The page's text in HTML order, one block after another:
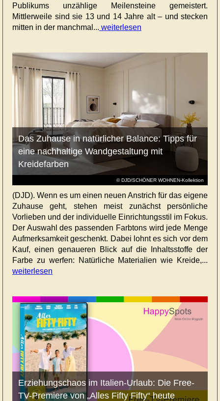
Publikums unzählige Meilensteine gemeistert.
Mittlerweile sind sie 13 und 14 Jahre alt – und stecken
mitten in der manchmal... weiterlesen
© DJD/SCHÖNER WOHNEN-Kollektion
Das Zuhause in natürlicher Balance: Tipps für
eine nachhaltige Wandgestaltung mit
Kreidefarben
(DJD). Wenn es um einen neuen Anstrich für das eigene
Zuhause geht, stehen meist zunächst persönliche
Vorlieben und der individuelle Einrichtungsstil im Fokus.
Der Auswahl des passenden Farbtons wird jede Menge
Aufmerksamkeit geschenkt. Dabei lohnt es sich vor dem
Kauf, einen genaueren Blick auf die Inhaltsstoffe der
Farbe zu werfen: Natürliche Materialien wie Kreide,...
weiterlesen
Erziehungschaos im Italien-Urlaub: Die Free-
TV-Premiere von „Alles Fifty Fifty“ heute